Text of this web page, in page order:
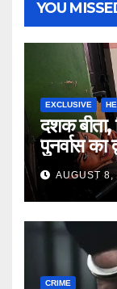
YOU
EXCLUSIVE
दशक बीता,
पुनर्वास का
AUGUST
CRIME